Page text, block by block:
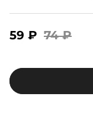
59 ₽ 74 ₽